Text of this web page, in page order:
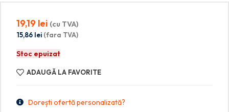
19,19 lei (cu TVA)
15,86 lei (fara TVA)
Stoc epuizat
ADAUGĂ LA FAVORITE
Dorești ofertă personalizată?